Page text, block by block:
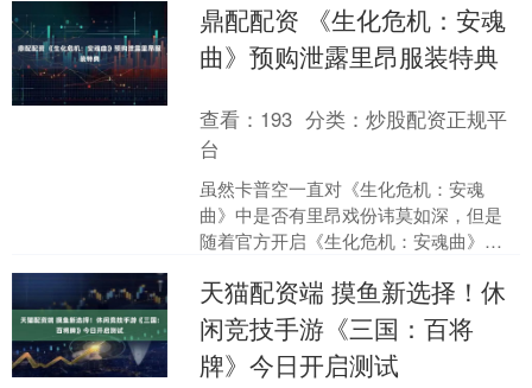
《狂热运输3》的....
鼎配配资 《生化危机：安魂
曲》预购泄露里昂服装特典
查看： 193 分类：炒股配资正规平
台
虽然卡普空一直对《生化危机：安魂
曲》中是否有里昂戏份讳莫如深，但是
随着官方开启《生化危机：安魂曲》的
豪华版中附带....
天猫配资端 摸鱼新选择！休
闲竞技手游《三国：百将
牌》今日开启测试